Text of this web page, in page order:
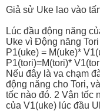
Giả sử Uke lao vào
Lúc đầu động năng
Uke vì Động năng
P1(uke) = M(uke)*
P1(tori)=M(tori)*
Nếu đây là va chạm
động năng cho Tori,
tốc nào đó. 2 Vận tốc
của V1(uke) lúc đầu